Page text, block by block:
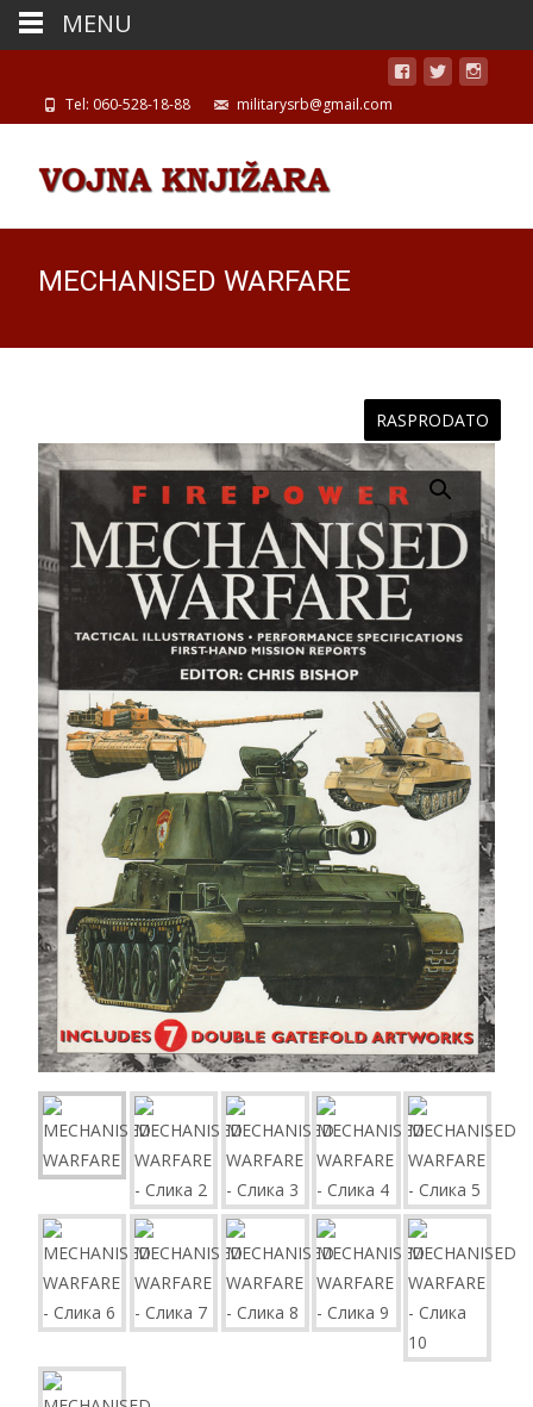
Tel: 060-528-18-88 militarysrb@gmail.com
MECHANISED WARFARE
RASPRODATO
MENU